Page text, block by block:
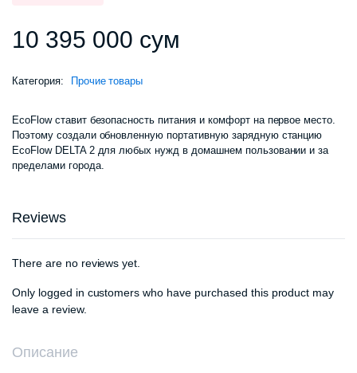
10 395 000 сум
Категория: Прочие товары
EcoFlow ставит безопасность питания и комфорт на первое место.
Поэтому создали обновленную портативную зарядную станцию ​​
EcoFlow DELTA 2 для любых нужд в домашнем пользовании и за
пределами города.
Reviews
There are no reviews yet.
Only logged in customers who have purchased this product may
leave a review.
Описание